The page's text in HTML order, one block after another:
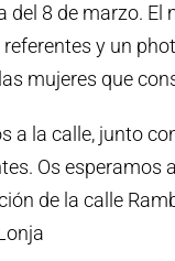
del 8 de marzo.
y un
mujeres que
a la calle, junto
Os
de la calle